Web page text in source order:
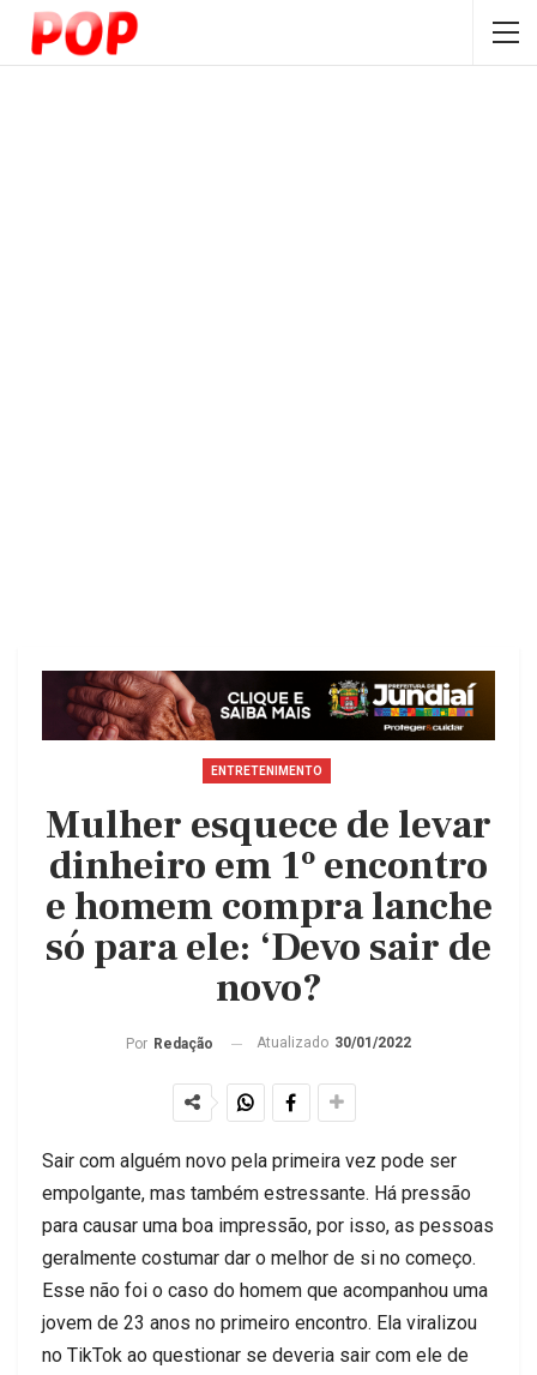
ENTRETENIMENTO
Mulher esquece de levar
dinheiro em 1º encontro
e homem compra lanche
só para ele: ‘Devo sair de
novo?
Por Redação Atualizado 30/01/2022
Sair com alguém novo pela primeira vez pode ser
empolgante, mas também estressante. Há pressão
para causar uma boa impressão, por isso, as pessoas
geralmente costumar dar o melhor de si no começo.
Esse não foi o caso do homem que acompanhou uma
jovem de 23 anos no primeiro encontro. Ela viralizou
no TikTok ao questionar se deveria sair com ele de